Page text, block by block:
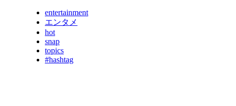
entertainment
エンタメ
hot
snap
topics
#hashtag